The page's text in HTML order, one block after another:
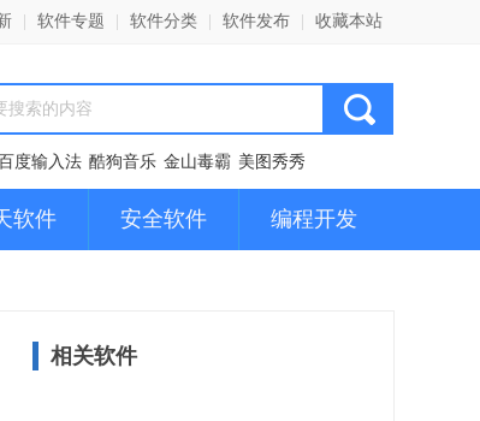
软件专题 软件分类 软件发布 收藏本站
度输入法 酷狗音乐 金山毒霸 美图秀秀
软件 安全软件 编程开发
相关软件